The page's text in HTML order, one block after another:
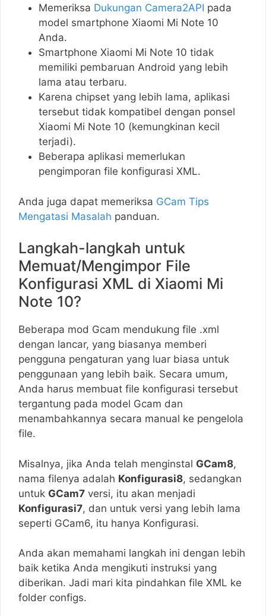
Memeriksa Dukungan Camera2API pada
model smartphone Xiaomi Mi Note 10
Anda.
Smartphone Xiaomi Mi Note 10 tidak
memiliki pembaruan Android yang lebih
lama atau terbaru.
Karena chipset yang lebih lama, aplikasi
tersebut tidak kompatibel dengan ponsel
Xiaomi Mi Note 10 (kemungkinan kecil
terjadi).
Beberapa aplikasi memerlukan
pengimporan file konfigurasi XML.
Anda juga dapat memeriksa GCam Tips
Mengatasi Masalah panduan.
Langkah-langkah untuk
Memuat/Mengimpor File
Konfigurasi XML di Xiaomi Mi
Note 10?
Beberapa mod Gcam mendukung file .xml
dengan lancar, yang biasanya memberi
pengguna pengaturan yang luar biasa untuk
penggunaan yang lebih baik. Secara umum,
Anda harus membuat file konfigurasi tersebut
tergantung pada model Gcam dan
menambahkannya secara manual ke pengelola
file.
Misalnya, jika Anda telah menginstal GCam8,
nama filenya adalah Konfigurasi8, sedangkan
untuk GCam7 versi, itu akan menjadi
Konfigurasi7, dan untuk versi yang lebih lama
seperti GCam6, itu hanya Konfigurasi.
Anda akan memahami langkah ini dengan lebih
baik ketika Anda mengikuti instruksi yang
diberikan. Jadi mari kita pindahkan file XML ke
folder configs.